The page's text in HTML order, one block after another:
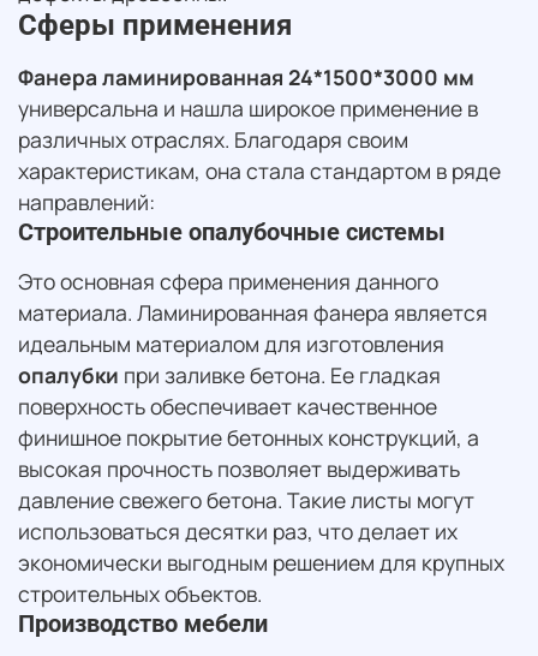
Сферы применения
Фанера ламинированная 24*1500*3000 мм
универсальна и нашла широкое применение в
различных отраслях. Благодаря своим
характеристикам, она стала стандартом в ряде
направлений:
Строительные опалубочные системы
Это основная сфера применения данного
материала. Ламинированная фанера является
идеальным материалом для изготовления
опалубки при заливке бетона. Ее гладкая
поверхность обеспечивает качественное
финишное покрытие бетонных конструкций, а
высокая прочность позволяет выдерживать
давление свежего бетона. Такие листы могут
использоваться десятки раз, что делает их
экономически выгодным решением для крупных
строительных объектов.
Производство мебели